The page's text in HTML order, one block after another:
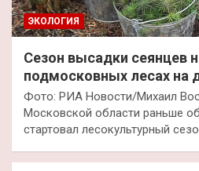
ЭКОЛОГИЯ
Сезон высадки сеянцев
подмосковных лесах на
Фото: РИА Новости/Михаил
Московской области раньше
стартовал лесокультурный